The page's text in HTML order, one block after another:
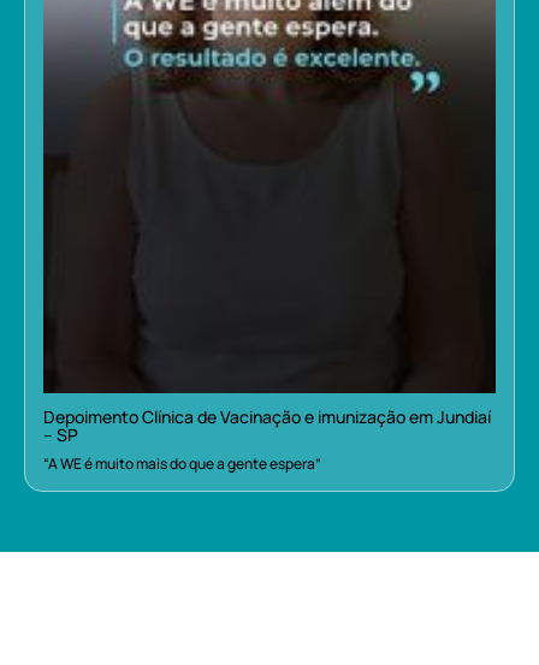
Depoimento Clínica de Vacinação e imunização em Jundiaí
– SP
“A WE é muito mais do que a gente espera”